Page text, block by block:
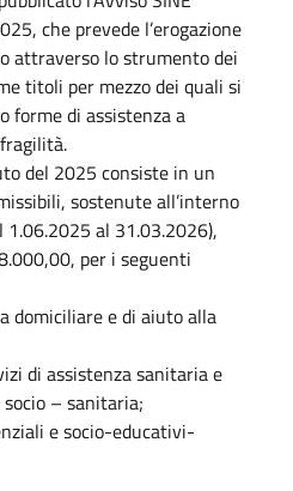
che prevede l’erogazione
attraverso lo strumento dei
titoli per mezzo dei quali si
forme di assistenza a
del 2025 consiste in un
sostenute all’interno
1.06.2025 al 31.03.2026),
per i seguenti
domiciliare e di aiuto alla
di assistenza sanitaria e
– sanitaria;
e socio-educativi-